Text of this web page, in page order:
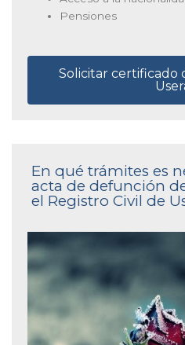
Pensiones
Solicitar certificado
En qué trámites es
acta de defunción
el Registro Civil de